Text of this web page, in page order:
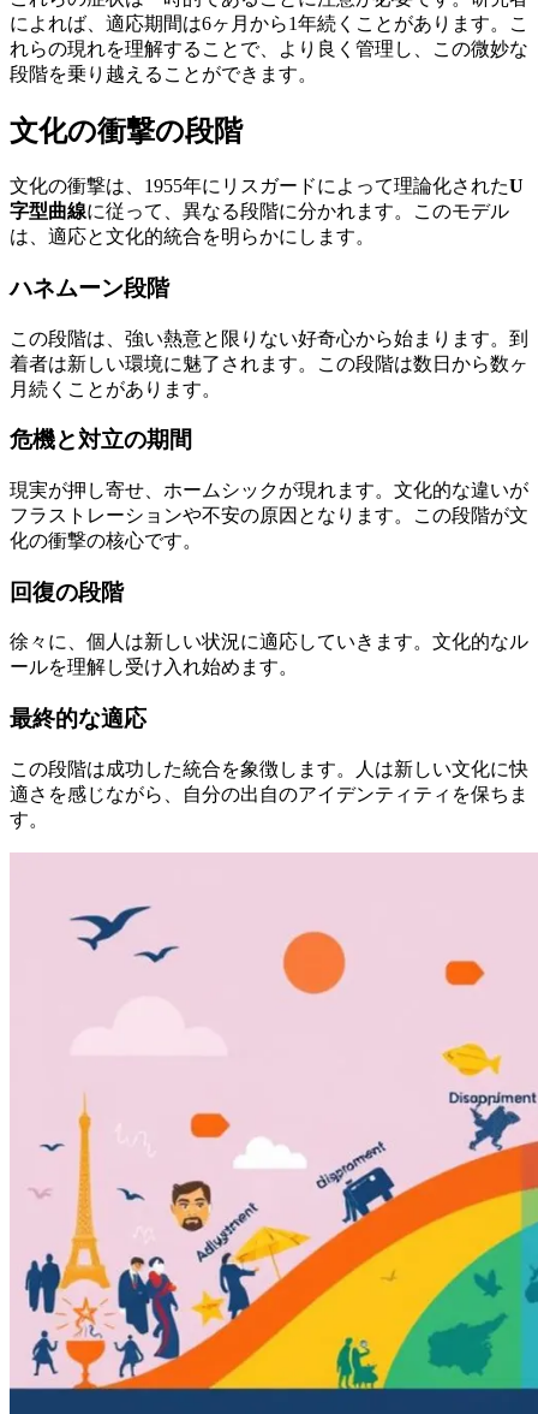
によれば、適応期間は6ヶ月から1年続くことがあります。こ
れらの現れを理解することで、より良く管理し、この微妙な
段階を乗り越えることができます。
文化の衝撃の段階
文化の衝撃は、1955年にリスガードによって理論化されたU
字型曲線に従って、異なる段階に分かれます。このモデル
は、適応と文化的統合を明らかにします。
ハネムーン段階
この段階は、強い熱意と限りない好奇心から始まります。到
着者は新しい環境に魅了されます。この段階は数日から数ヶ
月続くことがあります。
危機と対立の期間
現実が押し寄せ、ホームシックが現れます。文化的な違いが
フラストレーションや不安の原因となります。この段階が文
化の衝撃の核心です。
回復の段階
徐々に、個人は新しい状況に適応していきます。文化的なル
ールを理解し受け入れ始めます。
最終的な適応
この段階は成功した統合を象徴します。人は新しい文化に快
適さを感じながら、自分の出自のアイデンティティを保ちま
す。